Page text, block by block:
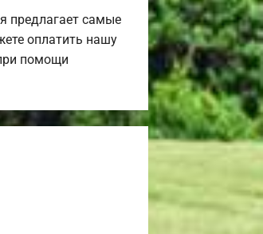
предлагает самые
оплатить нашу
помощи